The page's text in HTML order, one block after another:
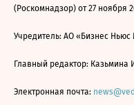
(Роскомнадзор) от 27 ноября
Учредитель: АО «Бизнес
Главный редактор: Казьмина
Электронная почта: